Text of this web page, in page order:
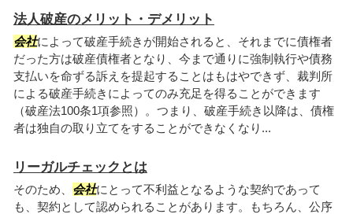
法人破産のメリット・デメリット
会社によって破産手続きが開始されると、それまでに債権者
だった方は破産債権者となり、今まで通りに強制執行や債務
支払いを命ずる訴えを提起することはもはやできず、裁判所
による破産手続きによってのみ充足を得ることができます
（破産法100条1項参照）。つまり、破産手続き以降は、債権
者は独自の取り立てをすることができなくなり...
リーガルチェックとは
そのため、 会社にとって不利益となるような契約であって
も、契約として認められることがあります。もちろん、公序